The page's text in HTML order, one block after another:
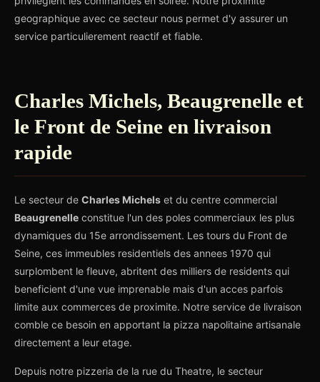
geographique avec ce secteur nous permet d'y assurer un
service particulierement reactif et fiable.
Charles Michels, Beaugrenelle et
le Front de Seine en livraison
rapide
Le secteur de Charles Michels et du centre commercial
Beaugrenelle constitue l'un des poles commerciaux les plus
dynamiques du 15e arrondissement. Les tours du Front de
Seine, ces immeubles residentiels des annees 1970 qui
surplombent le fleuve, abritent des milliers de residents qui
beneficient d'une vue imprenable mais d'un acces parfois
limite aux commerces de proximite. Notre service de livraison
comble ce besoin en apportant la pizza napolitaine artisanale
directement a leur etage.
Depuis notre pizzeria de la rue du Theatre, le secteur